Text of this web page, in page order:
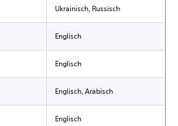
Ukrainisch, Russisch
Englisch
Englisch
Englisch, Arabisch
Englisch